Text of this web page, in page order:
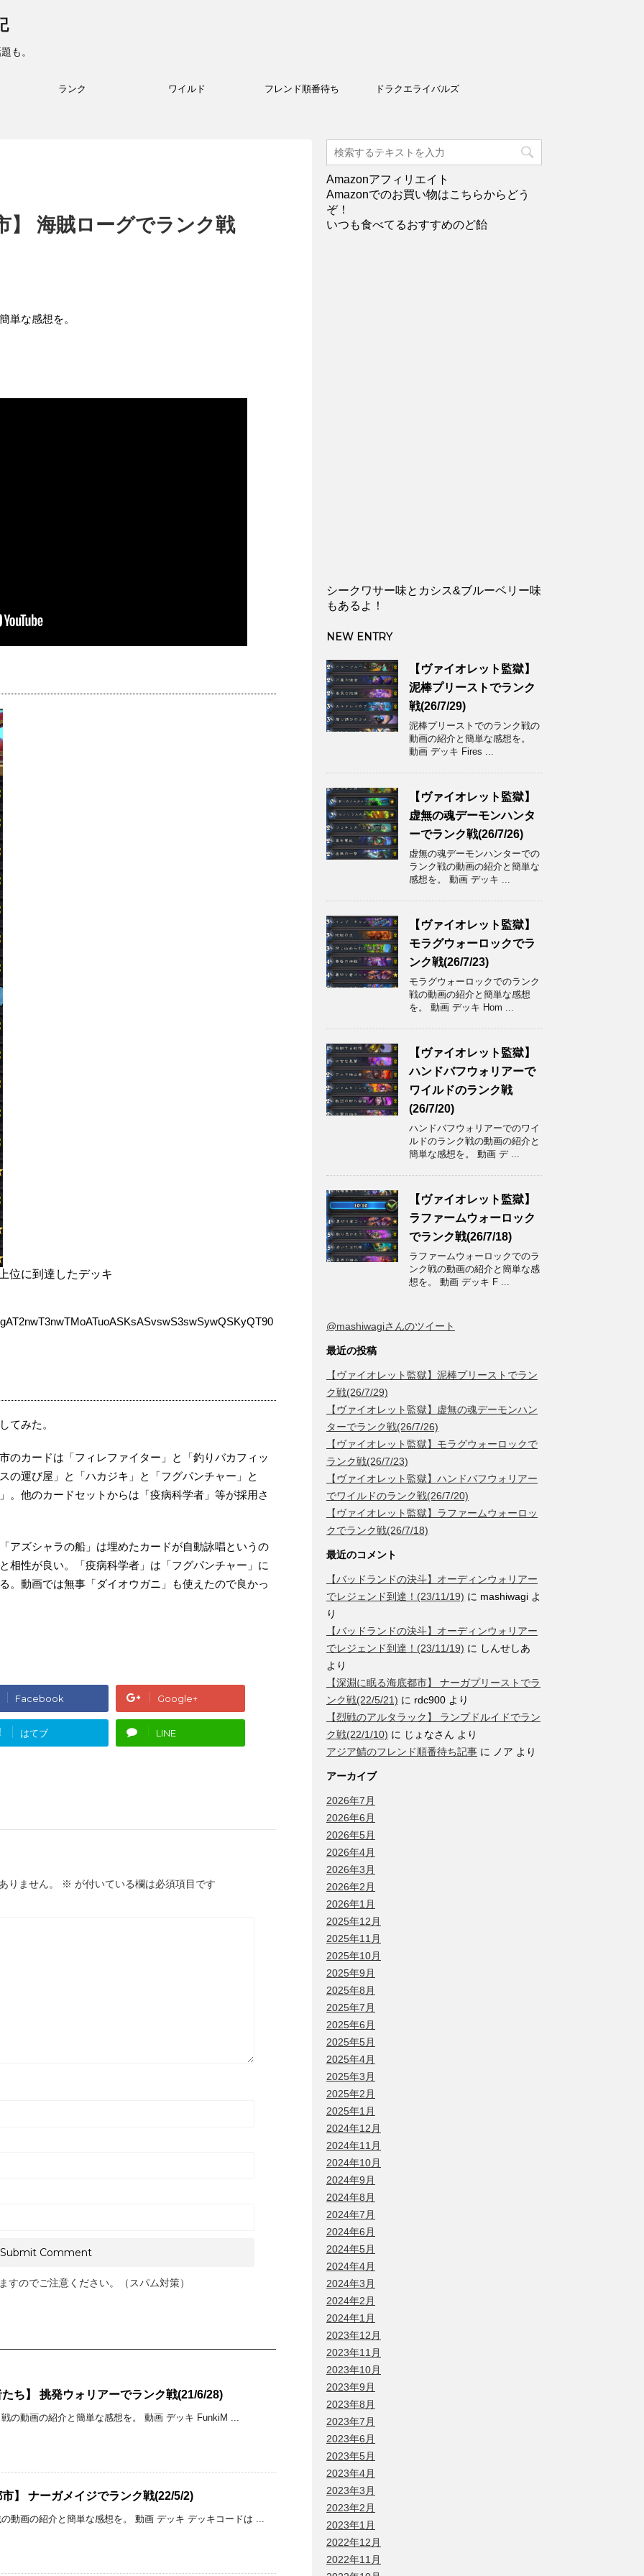
も。
ランク ワイルド フレンド順番待ち ドラクエライバルズ
】 海賊ローグでランク戦
単な感想を。
位に到達したデッキ
てみた。
のカードは「フィレファイター」と「釣りバカフィッ
の運び屋」と「ハカジキ」と「フグパンチャー」と
。他のカードセットからは「疫病科学者」等が採用さ
アズシャラの船」は埋めたカードが自動詠唱というの
相性が良い。「疫病科学者」は「フグパンチャー」に
。動画では無事「ダイオウガニ」も使えたので良かっ
Facebook Google+
はてブ LINE
りません。 ※ が付いている欄は必須項目です
すのでご注意ください。（スパム対策）
ち】 挑発ウォリアーでランク戦(21/6/28)
の動画の紹介と簡単な感想を。 動画 デッキ FunkiM ...
】 ナーガメイジでランク戦(22/5/2)
動画の紹介と簡単な感想を。 動画 デッキ デッキコードは ...
Amazonアフィリエイト
Amazonでのお買い物はこちらからどう
ぞ！
いつも食べてるおすすめのど飴
シークワサー味とカシス&ブルーベリー味
もあるよ！
NEW ENTRY
【ヴァイオレット監獄】
泥棒プリーストでランク
戦(26/7/29)
泥棒プリーストでのランク戦の
動画の紹介と簡単な感想を。
動画 デッキ Fires ...
【ヴァイオレット監獄】
虚無の魂デーモンハンタ
ーでランク戦(26/7/26)
虚無の魂デーモンハンターでの
ランク戦の動画の紹介と簡単な
感想を。 動画 デッキ ...
【ヴァイオレット監獄】
モラグウォーロックでラ
ンク戦(26/7/23)
モラグウォーロックでのランク
戦の動画の紹介と簡単な感想
を。 動画 デッキ Hom ...
【ヴァイオレット監獄】
ハンドバフウォリアーで
ワイルドのランク戦
(26/7/20)
ハンドバフウォリアーでのワイ
ルドのランク戦の動画の紹介と
簡単な感想を。 動画 デ ...
【ヴァイオレット監獄】
ラファームウォーロック
でランク戦(26/7/18)
ラファームウォーロックでのラ
ンク戦の動画の紹介と簡単な感
想を。 動画 デッキ F ...
@mashiwagiさんのツイート
最近の投稿
【ヴァイオレット監獄】泥棒プリーストでラン
ク戦(26/7/29)
【ヴァイオレット監獄】虚無の魂デーモンハン
ターでランク戦(26/7/26)
【ヴァイオレット監獄】モラグウォーロックで
ランク戦(26/7/23)
【ヴァイオレット監獄】ハンドバフウォリアー
でワイルドのランク戦(26/7/20)
【ヴァイオレット監獄】ラファームウォーロッ
クでランク戦(26/7/18)
最近のコメント
【バッドランドの決斗】オーディンウォリアー
でレジェンド到達！(23/11/19) に mashiwagi よ
り
【バッドランドの決斗】オーディンウォリアー
でレジェンド到達！(23/11/19) に しんせしあ
より
【深淵に眠る海底都市】 ナーガプリーストでラ
ンク戦(22/5/21) に rdc900 より
【烈戦のアルタラック】 ランプドルイドでラン
ク戦(22/1/10) に じょなさん より
アジア鯖のフレンド順番待ち記事 に ノア より
アーカイブ
2026年7月
2026年6月
2026年5月
2026年4月
2026年3月
2026年2月
2026年1月
2025年12月
2025年11月
2025年10月
2025年9月
2025年8月
2025年7月
2025年6月
2025年5月
2025年4月
2025年3月
2025年2月
2025年1月
2024年12月
2024年11月
2024年10月
2024年9月
2024年8月
2024年7月
2024年6月
2024年5月
2024年4月
2024年3月
2024年2月
2024年1月
2023年12月
2023年11月
2023年10月
2023年9月
2023年8月
2023年7月
2023年6月
2023年5月
2023年4月
2023年3月
2023年2月
2023年1月
2022年12月
2022年11月